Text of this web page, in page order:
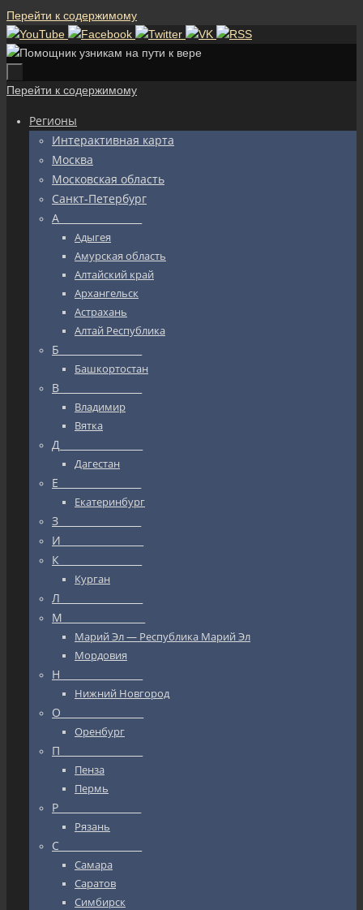
Перейти к содержимому
Перейти к содержимому
Регионы
Интерактивная карта
Москва
Московская область
Санкт-Петербург
А_________________
Адыгея
Амурская область
Алтайский край
Архангельск
Астрахань
Алтай Республика
Б_________________
Башкортостан
В_________________
Владимир
Вятка
Д_________________
Дагестан
Е_________________
Екатеринбург
З_________________
И_________________
К_________________
Курган
Л_________________
М_________________
Марий Эл — Республика Марий Эл
Мордовия
Н_________________
Нижний Новгород
О_________________
Оренбург
П_________________
Пенза
Пермь
Р_________________
Рязань
С_________________
Самара
Саратов
Симбирск